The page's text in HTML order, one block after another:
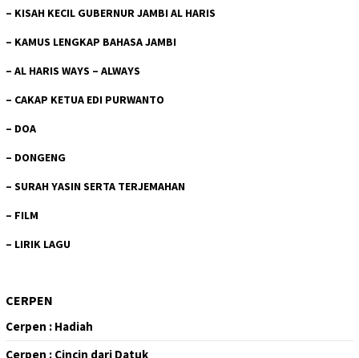
– KISAH KECIL GUBERNUR JAMBI AL HARIS
– KAMUS LENGKAP BAHASA JAMBI
– AL HARIS WAYS – ALWAYS
– CAKAP KETUA EDI PURWANTO
– DOA
– DONGENG
– SURAH YASIN SERTA TERJEMAHAN
– FILM
– LIRIK LAGU
CERPEN
Cerpen : Hadiah
Cerpen : Cincin dari Datuk